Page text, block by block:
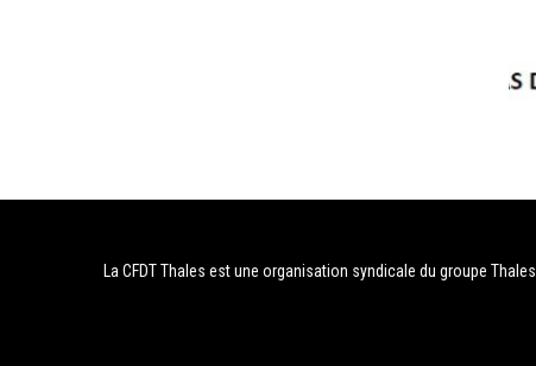
La CFDT Thales est une organisation syndicale du groupe Thales.